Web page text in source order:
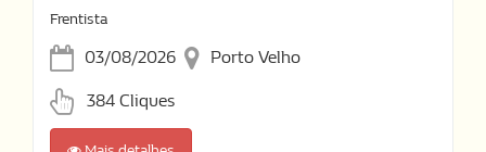
Frentista
03/08/2026 Porto Velho
384 Cliques